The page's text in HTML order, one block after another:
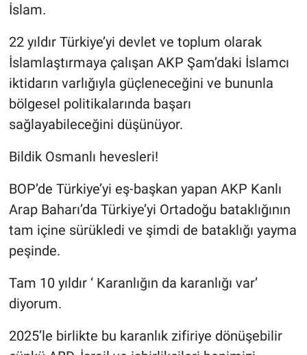
İslam.
22 yıldır Türkiye’yi devlet ve toplum olarak
İslamlaştırmaya çalışan AKP Şam’daki İslamcı
iktidarın varlığıyla güçleneceğini ve bununla
bölgesel politikalarında başarı
sağlayabileceğini düşünüyor.
Bildik Osmanlı hevesleri!
BOP’de Türkiye’yi eş-başkan yapan AKP Kanlı
Arap Baharı’da Türkiye’yi Ortadoğu bataklığının
tam içine sürükledi ve şimdi de bataklığı yayma
peşinde.
Tam 10 yıldır ‘ Karanlığın da karanlığı var’
diyorum.
2025’le birlikte bu karanlık zifiriye dönüşebilir